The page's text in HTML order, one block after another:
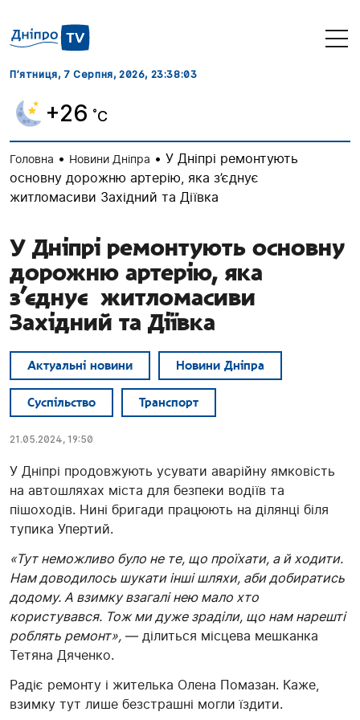
П’ятниця, 7 Серпня, 2026, 23:38:05
+26 ˚C
Головна • Новини Дніпра • У Дніпрі ремонтують
основну дорожню артерію, яка з’єднує
житломасиви Західний та Діївка
У Дніпрі ремонтують основну
дорожню артерію, яка
з’єднує житломасиви
Західний та Діївка
Актуальні новини Новини Дніпра
Суспільство Транспорт
21.05.2024, 19:50
У Дніпрі продовжують усувати аварійну ямковість
на автошляхах міста для безпеки водіїв та
пішоходів. Нині бригади працюють на ділянці біля
тупика Упертий.
«Тут неможливо було не те, що проїхати, а й ходити.
Нам доводилось шукати інші шляхи, аби добиратись
додому. А взимку взагалі нею мало хто
користувався. Тож ми дуже зраділи, що нам нарешті
роблять ремонт», — ділиться місцева мешканка
Тетяна Дяченко.
Радіє ремонту і жителька Олена Помазан. Каже,
взимку тут лише безстрашні могли їздити.